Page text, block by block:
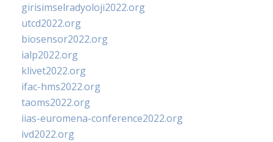
girisimselradyoloji2022.org
utcd2022.org
biosensor2022.org
ialp2022.org
klivet2022.org
ifac-hms2022.org
taoms2022.org
iias-euromena-conference2022.org
ivd2022.org